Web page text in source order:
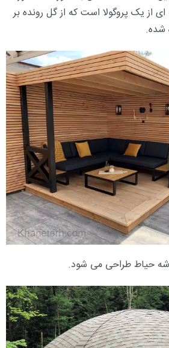
از یک پروگولا است که از گل رونده بر
شده.
حیاط طراحی می شود.